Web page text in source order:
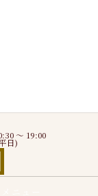
～ 19:00
日)